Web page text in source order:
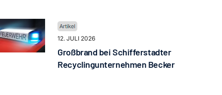
12. JULI 2026
Großbrand bei Schifferstadter
Recyclingunternehmen Becker